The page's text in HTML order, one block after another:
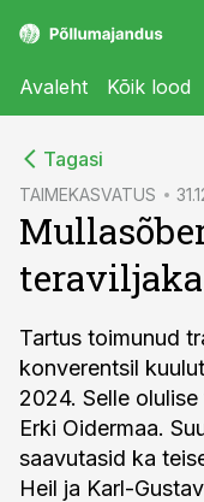
Avaleht Kõik lood
Tagasi
TAIMEKASVATUS
Tartus toimunud
konverentsil
2024. Selle
Erki Oidermaa.
saavutasid ka
Heil ja Karl-